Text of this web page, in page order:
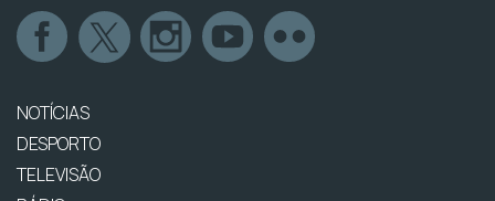
NOTÍCIAS
DESPORTO
TELEVISÃO